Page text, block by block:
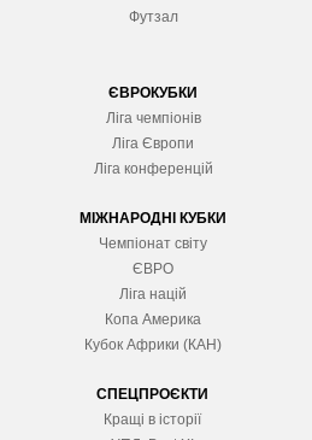
Футзал
ЄВРОКУБКИ
Ліга чемпіонів
Ліга Європи
Ліга конференцій
МІЖНАРОДНІ КУБКИ
Чемпіонат світу
ЄВРО
Ліга націй
Копа Америка
Кубок Африки (КАН)
СПЕЦПРОЄКТИ
Кращі в історії